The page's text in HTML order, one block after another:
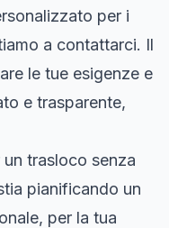
per i
a contattarci. Il
le tue esigenze e
e trasparente,
trasloco senza
pianificando un
per la tua